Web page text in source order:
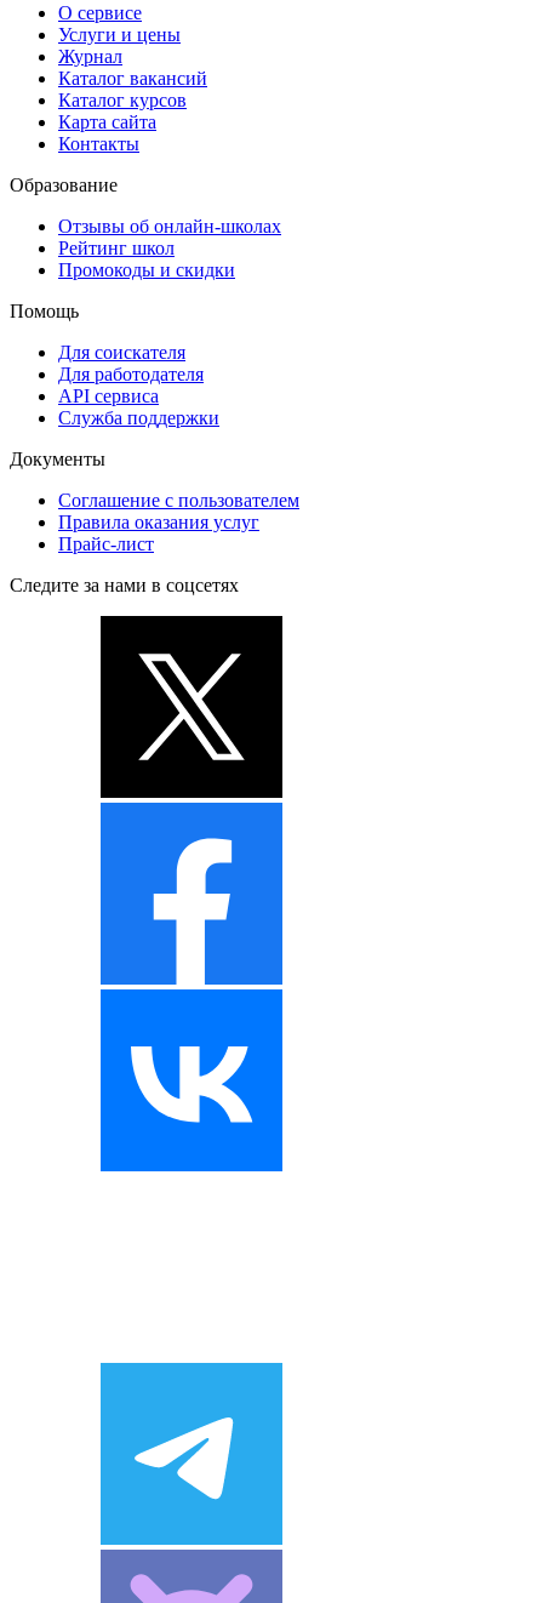
О сервисе
Услуги и цены
Журнал
Каталог вакансий
Каталог курсов
Карта сайта
Контакты
Образование
Отзывы об онлайн-школах
Рейтинг школ
Промокоды и скидки
Помощь
Для соискателя
Для работодателя
API сервиса
Служба поддержки
Документы
Соглашение с пользователем
Правила оказания услуг
Прайс-лист
Следите за нами в соцсетях